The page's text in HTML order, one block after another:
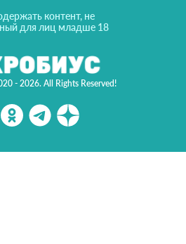
- 2026. All Rights Reserved!
контент, не
для лиц младше 18